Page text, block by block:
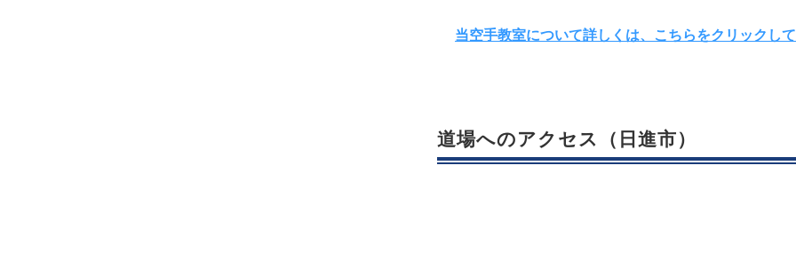
当空手教室について詳しくは、こちらをクリックし
道場へのアクセス（日進市）